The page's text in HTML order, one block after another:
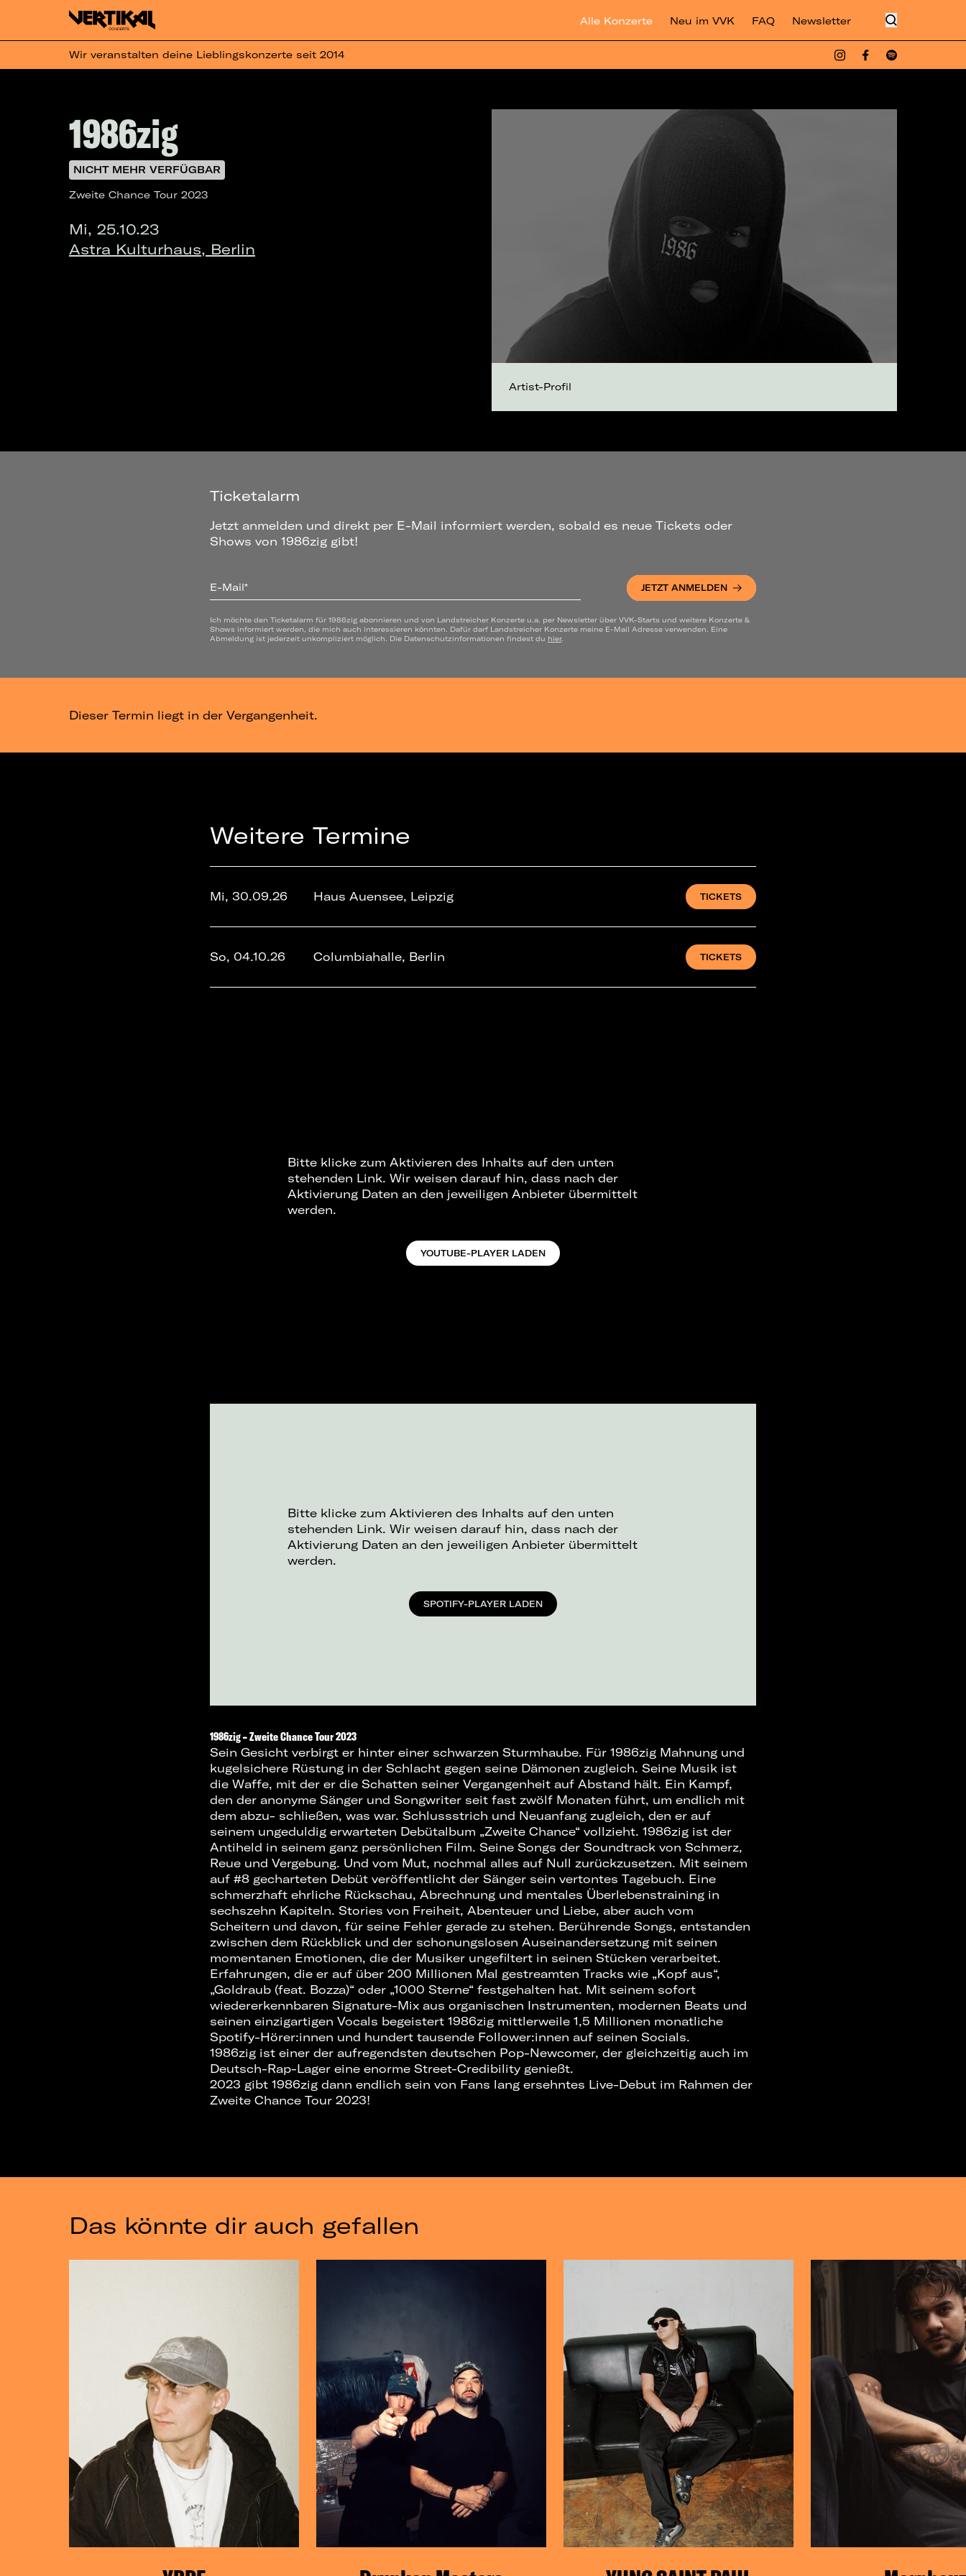
Alle Konzerte Neu im VVK FAQ Newsletter
Wir veranstalten deine Lieblingskonzerte seit 2014
1986zig
NICHT MEHR VERFÜGBAR
Zweite Chance Tour 2023
Mi, 25.10.23
Astra Kulturhaus, Berlin
Artist-Profil
Ticketalarm
Jetzt anmelden und direkt per E-Mail informiert werden, sobald es neue Tickets oder
Shows von 1986zig gibt!
E-Mail* JETZT ANMELDEN
Ich möchte den Ticketalarm für 1986zig abonnieren und von Landstreicher Konzerte u.a. per Newsletter über VVK-Starts und weitere Konzerte &
Shows informiert werden, die mich auch interessieren könnten. Dafür darf Landstreicher Konzerte meine E-Mail Adresse verwenden. Eine
Abmeldung ist jederzeit unkompliziert möglich. Die Datenschutzinformationen findest du hier.
Dieser Termin liegt in der Vergangenheit.
Weitere Termine
Mi, 30.09.26 Haus Auensee, Leipzig TICKETS
So, 04.10.26 Columbiahalle, Berlin TICKETS
Bitte klicke zum Aktivieren des Inhalts auf den unten
stehenden Link. Wir weisen darauf hin, dass nach der
Aktivierung Daten an den jeweiligen Anbieter übermittelt
werden.
YOUTUBE-PLAYER LADEN
Bitte klicke zum Aktivieren des Inhalts auf den unten
stehenden Link. Wir weisen darauf hin, dass nach der
Aktivierung Daten an den jeweiligen Anbieter übermittelt
werden.
SPOTIFY-PLAYER LADEN
1986zig – Zweite Chance Tour 2023
Sein Gesicht verbirgt er hinter einer schwarzen Sturmhaube. Für 1986zig Mahnung und
kugelsichere Rüstung in der Schlacht gegen seine Dämonen zugleich. Seine Musik ist
die Waffe, mit der er die Schatten seiner Vergangenheit auf Abstand hält. Ein Kampf,
den der anonyme Sänger und Songwriter seit fast zwölf Monaten führt, um endlich mit
dem abzu- schließen, was war. Schlussstrich und Neuanfang zugleich, den er auf
seinem ungeduldig erwarteten Debütalbum „Zweite Chance“ vollzieht. 1986zig ist der
Antiheld in seinem ganz persönlichen Film. Seine Songs der Soundtrack von Schmerz,
Reue und Vergebung. Und vom Mut, nochmal alles auf Null zurückzusetzen. Mit seinem
auf #8 gecharteten Debüt veröffentlicht der Sänger sein vertontes Tagebuch. Eine
schmerzhaft ehrliche Rückschau, Abrechnung und mentales Überlebenstraining in
sechszehn Kapiteln. Stories von Freiheit, Abenteuer und Liebe, aber auch vom
Scheitern und davon, für seine Fehler gerade zu stehen. Berührende Songs, entstanden
zwischen dem Rückblick und der schonungslosen Auseinandersetzung mit seinen
momentanen Emotionen, die der Musiker ungefiltert in seinen Stücken verarbeitet.
Erfahrungen, die er auf über 200 Millionen Mal gestreamten Tracks wie „Kopf aus“,
„Goldraub (feat. Bozza)“ oder „1000 Sterne“ festgehalten hat. Mit seinem sofort
wiedererkennbaren Signature-Mix aus organischen Instrumenten, modernen Beats und
seinen einzigartigen Vocals begeistert 1986zig mittlerweile 1,5 Millionen monatliche
Spotify-Hörer:innen und hundert tausende Follower:innen auf seinen Socials.
1986zig ist einer der aufregendsten deutschen Pop-Newcomer, der gleichzeitig auch im
Deutsch-Rap-Lager eine enorme Street-Credibility genießt.
2023 gibt 1986zig dann endlich sein von Fans lang ersehntes Live-Debut im Rahmen der
Zweite Chance Tour 2023!
Das könnte dir auch gefallen